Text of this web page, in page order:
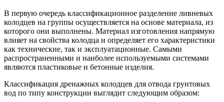
В первую очередь классификационное разделение ливневых
колодцев на группы осуществляется на основе материала, из
которого они выполнены. Материал изготовления напрямую
влияет на свойства колодца и определяет его характеристики
как технические, так и эксплуатационные. Самыми
распространенными и наиболее используемыми системами
являются пластиковые и бетонные изделия.
Классификация дренажных колодцев для отвода грунтовых
вод по типу конструкции выглядит следующим образом: